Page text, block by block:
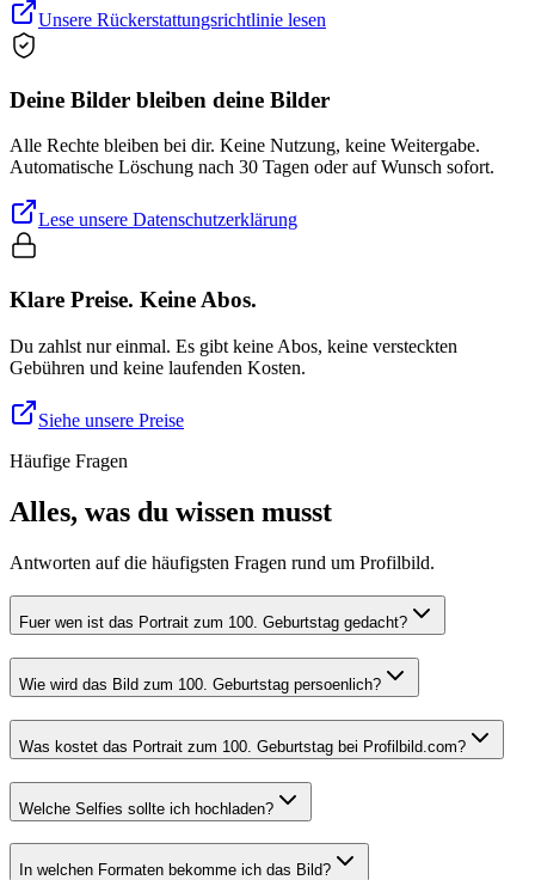
Unsere Rückerstattungsrichtlinie lesen
Deine Bilder bleiben deine Bilder
Alle Rechte bleiben bei dir. Keine Nutzung, keine Weitergabe.
Automatische Löschung nach 30 Tagen oder auf Wunsch sofort.
Lese unsere Datenschutzerklärung
Klare Preise. Keine Abos.
Du zahlst nur einmal. Es gibt keine Abos, keine versteckten
Gebühren und keine laufenden Kosten.
Siehe unsere Preise
Häufige Fragen
Alles, was du wissen musst
Antworten auf die häufigsten Fragen rund um Profilbild.
Fuer wen ist das Portrait zum 100. Geburtstag gedacht?
Wie wird das Bild zum 100. Geburtstag persoenlich?
Was kostet das Portrait zum 100. Geburtstag bei Profilbild.com?
Welche Selfies sollte ich hochladen?
In welchen Formaten bekomme ich das Bild?